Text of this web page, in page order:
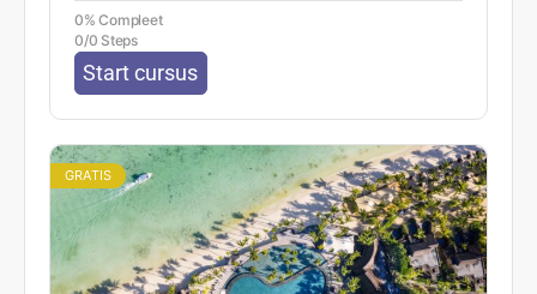
0% Compleet
0/0 Steps
Start cursus
GRATIS